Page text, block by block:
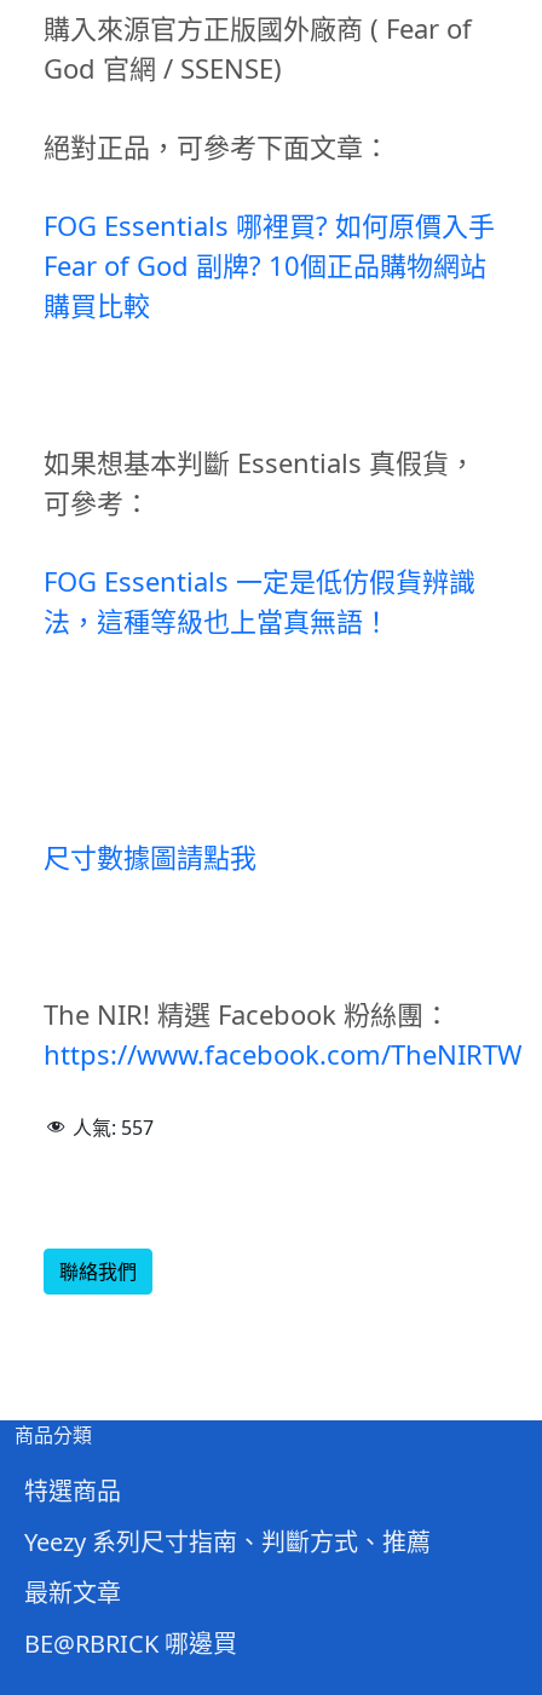
購入來源官方正版國外廠商 ( Fear of
God 官網 / SSENSE)
絕對正品，可參考下面文章：
FOG Essentials 哪裡買? 如何原價入手
Fear of God 副牌? 10個正品購物網站
購買比較
如果想基本判斷 Essentials 真假貨，
可參考：
FOG Essentials 一定是低仿假貨辨識
法，這種等級也上當真無語！
尺寸數據圖請點我
The NIR! 精選 Facebook 粉絲團：
https://www.facebook.com/TheNIRTW
人氣: 557
聯絡我們
商品分類
特選商品
Yeezy 系列尺寸指南、判斷方式、推薦
最新文章
BE@RBRICK 哪邊買